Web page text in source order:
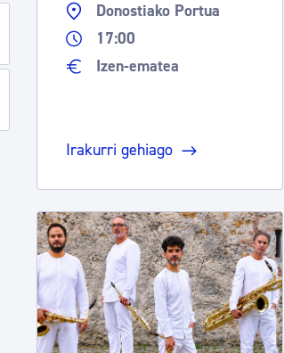
Donostiako Portua
17:00
Izen-ematea
Irakurri gehiago